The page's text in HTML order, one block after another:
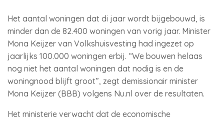
Het aantal woningen dat di jaar wordt bijgebouwd, is
minder dan de 82.400 woningen van vorig jaar. Minister
Mona Keijzer van Volkshuisvesting had ingezet op
jaarlijks 100.000 woningen erbij. “We bouwen helaas
nog niet het aantal woningen dat nodig is en de
woningnood blijft groot”, zegt demissionair minister
Mona Keijzer (BBB) volgens Nu.nl over de resultaten.
Het ministerie verwacht dat de economische